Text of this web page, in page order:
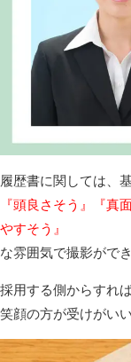
履歴書に関しては、
『頭良さそう』『真
やすそう』
な雰囲気で撮影がで
採用する側からすれ
笑顔の方が受けがい